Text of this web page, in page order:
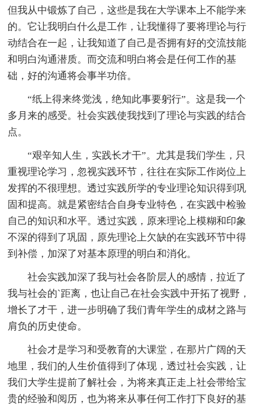
但我从中锻炼了自己，这些是我在大学课本上不能学来
的。它让我明白什么是工作，让我懂得了要将理论与行
动结合在一起，让我知道了自己是否拥有好的交流技能
和明白沟通潜质。而交流和明白将会是任何工作的基
础，好的沟通将会事半功倍。
“纸上得来终觉浅，绝知此事要躬行”。这是我一个
多月来的感受。社会实践使我找到了理论与实践的结合
点。
“艰辛知人生，实践长才干”。尤其是我们学生，只
重视理论学习，忽视实践环节，往往在实际工作岗位上
发挥的不很理想。透过实践所学的专业理论知识得到巩
固和提高。就是紧密结合自身专业特色，在实践中检验
自己的知识和水平。透过实践，原来理论上模糊和印象
不深的得到了巩固，原先理论上欠缺的在实践环节中得
到补偿，加深了对基本原理的明白和消化。
社会实践加深了我与社会各阶层人的感情，拉近了
我与社会的`距离，也让自己在社会实践中开拓了视野，
增长了才干，进一步明确了我们青年学生的成材之路与
肩负的历史使命。
社会才是学习和受教育的大课堂，在那片广阔的天
地里，我们的人生价值得到了体现，透过社会实践，让
我们大学生提前了解社会，为将来真正走上社会带给宝
贵的经验和阅历，也为将来从事任何工作打下良好的基